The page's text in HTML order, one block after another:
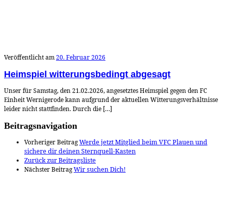
Veröffentlicht am20. Februar 2026
Heimspiel witterungsbedingt abgesagt
Unser für Samstag, den 21.02.2026, angesetztes Heimspiel gegen den FC
Einheit Wernigerode kann aufgrund der aktuellen Witterungsverhältnisse
leider nicht stattfinden. Durch die […]
Beitragsnavigation
Vorheriger BeitragWerde jetzt Mitglied beim VFC Plauen und
sichere dir deinen Sternquell-Kasten
Zurück zur Beitragsliste
Nächster BeitragWir suchen Dich!